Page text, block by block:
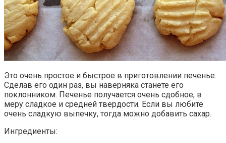
Это очень простое и быстрое в приготовлении печенье.
Сделав его один раз, вы наверняка станете его
поклонником. Печенье получается очень сдобное, в
меру сладкое и средней твердости. Если вы любите
очень сладкую выпечку, тогда можно добавить сахар.
Ингредиенты: